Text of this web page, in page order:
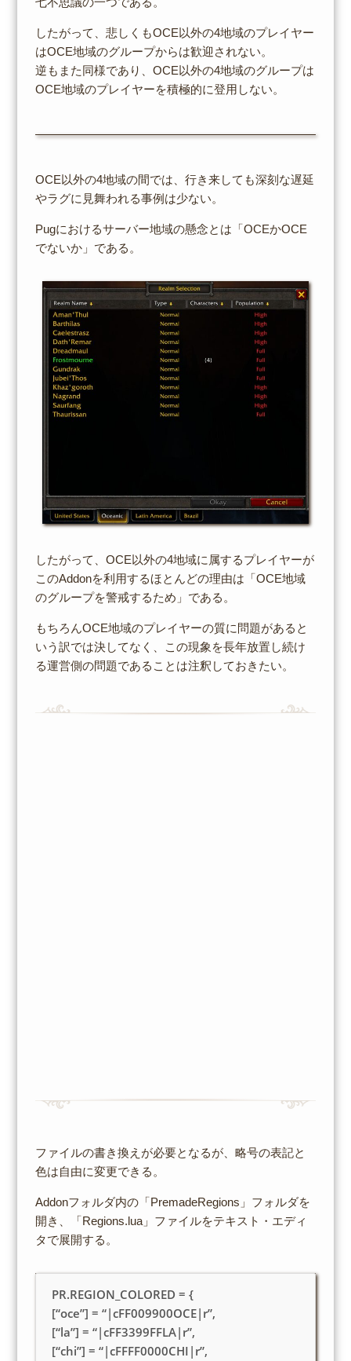
したがって、悲しくもOCE以外の4地域のプレイヤー
はOCE地域のグループからは歓迎されない。
逆もまた同様であり、OCE以外の4地域のグループは
OCE地域のプレイヤーを積極的に登用しない。
OCE以外の4地域の間では、行き来しても深刻な遅延
やラグに見舞われる事例は少ない。
Pugにおけるサーバー地域の懸念とは「OCEかOCE
でないか」である。
したがって、OCE以外の4地域に属するプレイヤーが
このAddonを利用するほとんどの理由は「OCE地域
のグループを警戒するため」である。
もちろんOCE地域のプレイヤーの質に問題があると
いう訳では決してなく、この現象を長年放置し続け
る運営側の問題であることは注釈しておきたい。
ファイルの書き換えが必要となるが、略号の表記と
色は自由に変更できる。
Addonフォルダ内の「PremadeRegions」フォルダを
開き、「Regions.lua」ファイルをテキスト・エディ
タで展開する。
PR.REGION_COLORED = {
[“oce”] = “|cFF009900OCE|r”,
[“la”] = “|cFF3399FFLA|r”,
[“chi”] = “|cFFFF0000CHI|r”,